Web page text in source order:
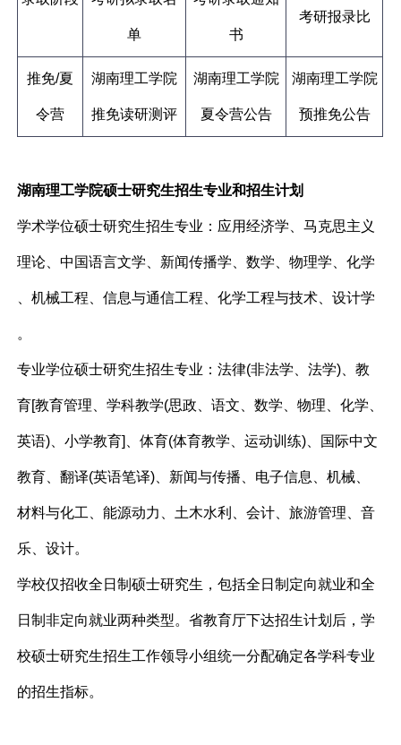
单 书
考研报录比
推免/夏
令营
湖南理工学院
推免读研测评
湖南理工学院
夏令营公告
湖南理工学院
预推免公告
湖南理工学院硕士研究生招生专业和招生计划
学术学位硕士研究生招生专业：应用经济学、马克思主义
理论、中国语言文学、新闻传播学、数学、物理学、化学
、机械工程、信息与通信工程、化学工程与技术、设计学
。
专业学位硕士研究生招生专业：法律(非法学、法学)、教
育[教育管理、学科教学(思政、语文、数学、物理、化学、
英语)、小学教育]、体育(体育教学、运动训练)、国际中文
教育、翻译(英语笔译)、新闻与传播、电子信息、机械、
材料与化工、能源动力、土木水利、会计、旅游管理、音
乐、设计。
学校仅招收全日制硕士研究生，包括全日制定向就业和全
日制非定向就业两种类型。省教育厅下达招生计划后，学
校硕士研究生招生工作领导小组统一分配确定各学科专业
的招生指标。